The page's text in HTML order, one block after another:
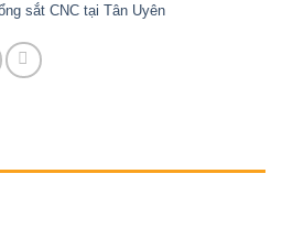
sắt CNC tại Tân Uyên